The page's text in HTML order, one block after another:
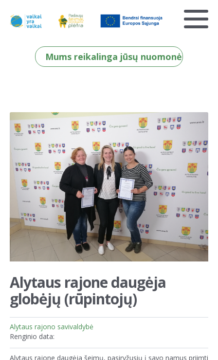
Mums reikalinga jūsų nuomonė
Alytaus rajone daugėja
globėjų (rūpintojų)
Alytaus rajono savivaldybė
Renginio data:
Alytaus rajone daugėja šeimų, pasiryžusių į savo namus priimti